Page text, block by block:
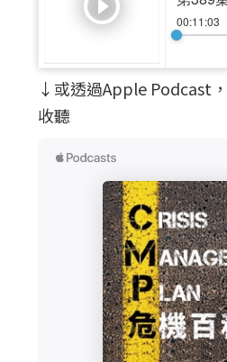
↓或透過Apple Podcast，
收聽